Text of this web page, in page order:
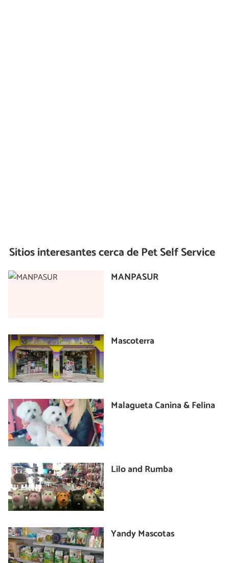
Sitios interesantes cerca dePet Self Service
MANPASUR
Mascoterra
Malagueta Canina & Felina
Lilo and Rumba
Yandy Mascotas